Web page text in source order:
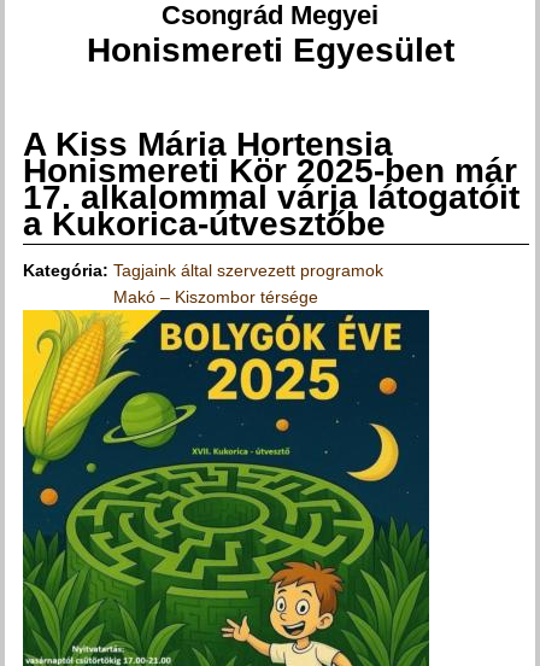
Csongrád Megyei
Honismereti Egyesület
Jelenlegi hely
A Kiss Mária Hortensia
Honismereti Kör 2025-ben már
17. alkalommal várja látogatóit
a Kukorica-útvesztőbe
Kategória:Tagjaink által szervezett programok
Makó – Kiszombor térsége